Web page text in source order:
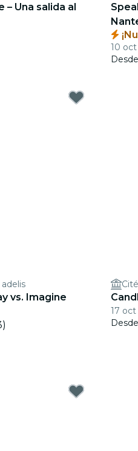
– Una salida al
10 oct
Desde
vs. Imagine
17 oct
Desde